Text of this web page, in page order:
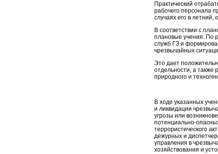
Практический
рабочего персонала
случаях его в
В соответствии с
плановые учения. По
служб ГЗ и
чрезвычайных
Это дает
отдельности, а также
природного и
В ходе указанных
и ликвидации
угрозы или
потенциально-
террористического
дежурных и
управления в
хозяйствования и